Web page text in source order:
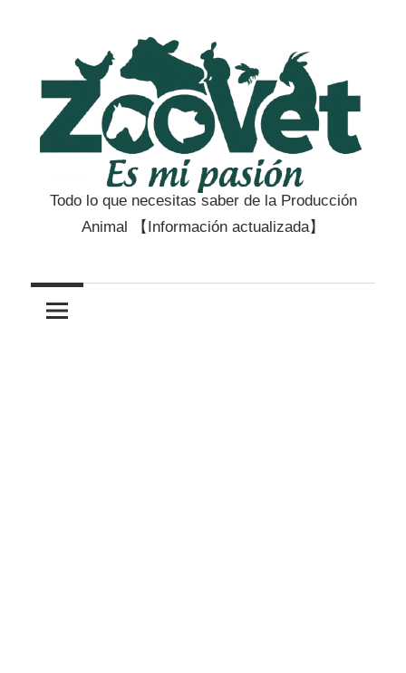
contenido
Zootecnia
Veterinaria
Todo lo que necesitas saber de la Producción
Animal 【Información actualizada】